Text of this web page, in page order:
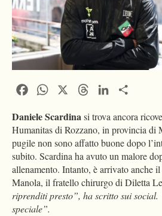
FacebookWhatsApp ThreadsLinkedIn
Daniele Scardinasi trova ancora
Humanitas di Rozzano, in provincia
pugile non sono affatto buone dopo
subito. Scardina ha avuto un malore
allenamento. Intanto, è arrivato anche
Manola, il fratello chirurgo di Diletta
riprenditi presto”, ha scritto sui social.
speciale”.